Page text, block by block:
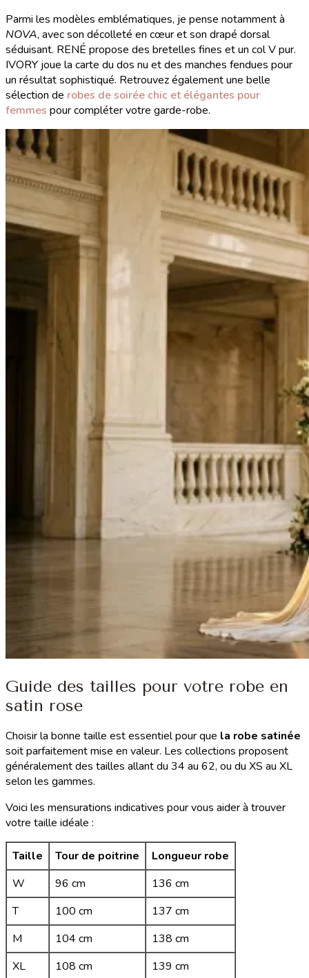
Parmi les modèles emblématiques, je pense notamment à
NOVA, avec son décolleté en cœur et son drapé dorsal
séduisant. RENÉ propose des bretelles fines et un col V pur.
IVORY joue la carte du dos nu et des manches fendues pour
un résultat sophistiqué. Retrouvez également une belle
sélection de robes de soirée chic et élégantes pour
femmes pour compléter votre garde-robe.
Guide des tailles pour votre robe en
satin rose
Choisir la bonne taille est essentiel pour que la robe satinée
soit parfaitement mise en valeur. Les collections proposent
généralement des tailles allant du 34 au 62, ou du XS au XL
selon les gammes.
Voici les mensurations indicatives pour vous aider à trouver
votre taille idéale :
Taille Tour de poitrine
Longueur robe
W
96 cm
136 cm
T
100 cm
137 cm
M
104 cm
138 cm
XL
108 cm 139 cm